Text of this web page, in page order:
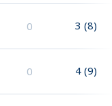
0 3 (8)
0 4 (9)